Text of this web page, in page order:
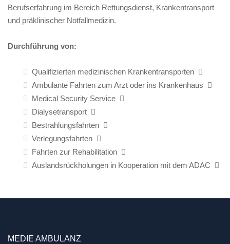
Berufserfahrung im Bereich Rettungsdienst, Krankentransport
und präklinischer Notfallmedizin.
Durchführung von:
Qualifizierten medizinischen Krankentransporten
Ambulante Fahrten zum Arzt oder ins Krankenhaus
Medical Security Service
Dialysetransport
Bestrahlungsfahrten
Verlegungsfahrten
Fahrten zur Rehabilitation
Auslandsrückholungen in Kooperation mit dem ADAC
MEDIE AMBULANZ